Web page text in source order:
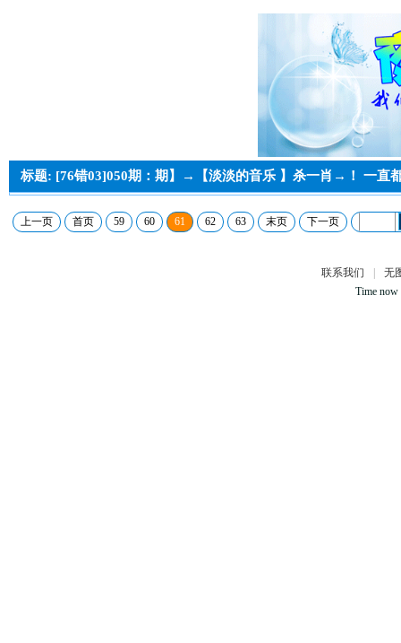
标题: [76错03]050期：期】→【淡淡的音乐 】杀一肖→！ 一直
上一页 首页 59 60 61 62 63 末页 下一页
联系我们
无
Time now